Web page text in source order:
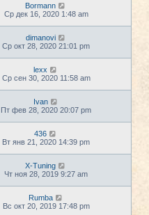
Bormann
Ср дек 16, 2020 1:48 am
dimanovi
Ср окт 28, 2020 21:01 pm
lexx
Ср сен 30, 2020 11:58 am
Ivan
Пт фев 28, 2020 20:07 pm
436
Вт янв 21, 2020 14:39 pm
X-Tuning
Чт ноя 28, 2019 9:27 am
Rumba
Вс окт 20, 2019 17:48 pm